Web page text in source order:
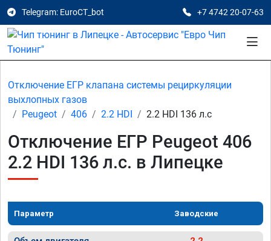
Telegram: EuroCT_bot +7 4742 20-07-63
Отключение ЕГР клапана системы рециркуляции
выхлопных газов
Peugeot
406 2.2 HDI 2.2 HDI 136 л.с
Отключение ЕГР Peugeot 406
2.2 HDI 136 л.с. в Липецке
Параметр Заводские